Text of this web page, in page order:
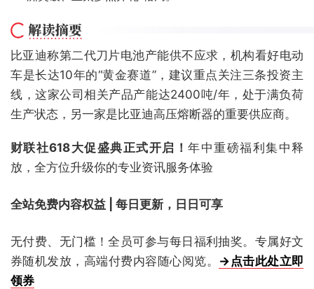
比亚迪称第二代刀片电池产能供不应求，机构看好电动
车是长达10年的“黄金赛道”，建议重点关注三条投资主
线，这家公司相关产品产能达2400吨/年，处于满负荷
生产状态，另一家是比亚迪高压熔断器的重要供应商。
财联社618大促盛典正式开启！年中重磅福利集中释
放，全方位升级你的专业资讯服务体验
全站免费内容权益 | 每日更新，日日可享
无付费、无门槛！全员可参与每日福利抽奖。专属好文
券随机发放，高端付费内容随心阅览。 →点击此处立即
领券